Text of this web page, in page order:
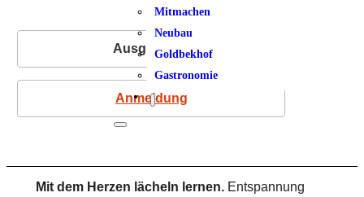
Mitmachen
Neubau
Goldbekhof
Gastronomie
Ausgebucht
Anmeldung
Mit dem Herzen lächeln lernen.Entspannung